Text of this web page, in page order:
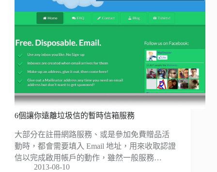
6個讓你遠離垃圾信的暫時信箱服務
大部分在註冊網路服務、或是參加免費贈品活
動時，都會需要填入 Email 地址，用來收取認證
信以完成啟用帳戶的動作，雖然一般服務…
2013-08-10